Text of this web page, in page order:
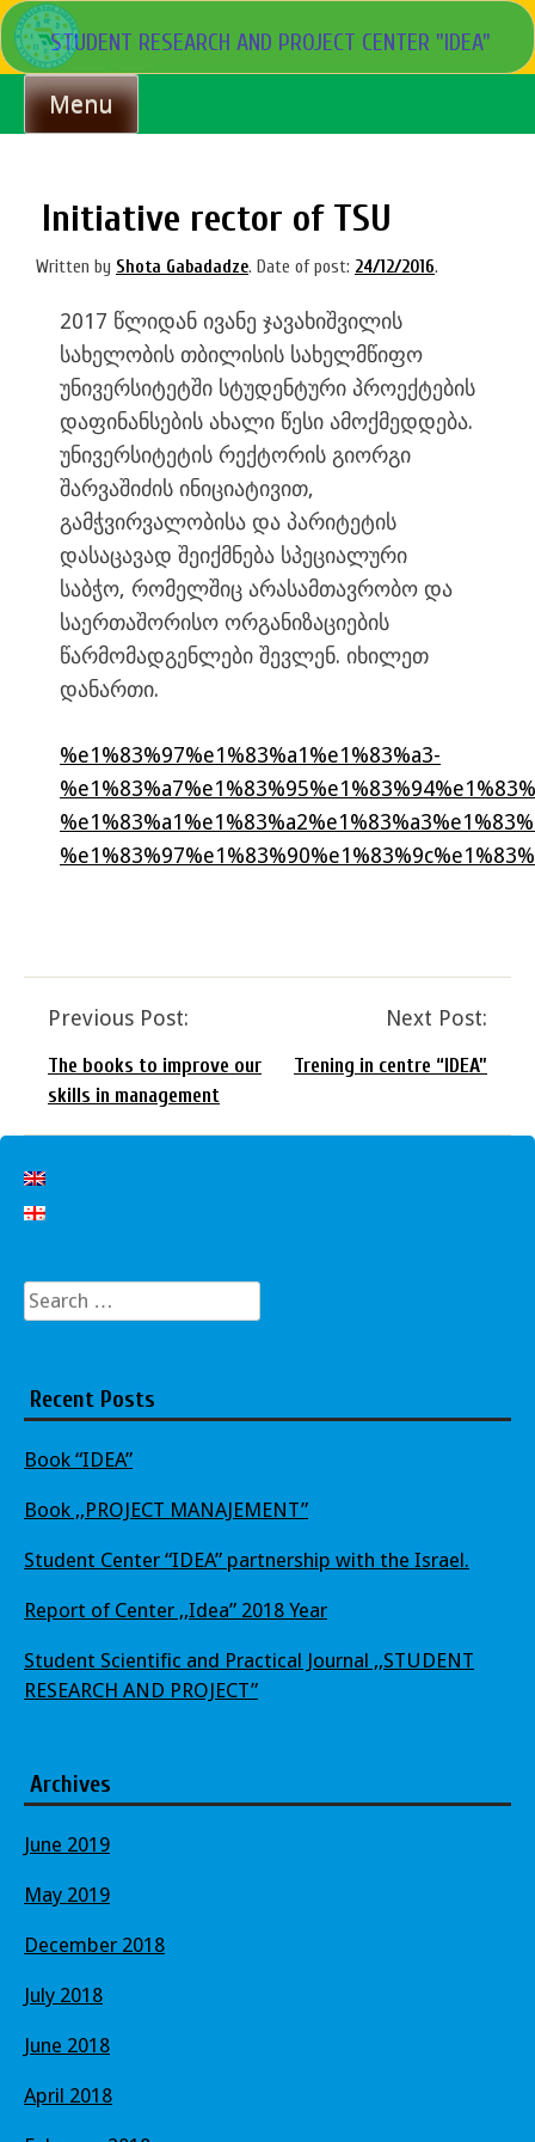
Skip
to
content
STUDENT RESEARCH AND PROJECT CENTER "IDEA"
Menu
Initiative rector of TSU
Written by Shota Gabadadze. Date of post: 24/12/2016.
2017 წლიდან ივანე ჯავახიშვილის
სახელობის თბილისის სახელმწიფო
უნივერსიტეტში სტუდენტური პროექტების
დაფინანსების ახალი წესი ამოქმედდება.
უნივერსიტეტის რექტორის გიორგი
შარვაშიძის ინიციატივით,
გამჭვირვალობისა და პარიტეტის
დასაცავად შეიქმნება სპეციალური
საბჭო, რომელშიც არასამთავრობო და
საერთაშორისო ორგანიზაციების
წარმომადგენლები შევლენ. იხილეთ
დანართი.
%e1%83%97%e1%83%a1%e1%83%a3-
Post
navigation
Previous Post:
The books to improve our
skills in management
Next Post:
Trening in centre “IDEA”
Search
for:
Recent Posts
Book “IDEA”
Book ,,PROJECT MANAJEMENT”
Student Center “IDEA” partnership with the Israel.
Report of Center ,,Idea” 2018 Year
Student Scientific and Practical Journal ,,STUDENT
RESEARCH AND PROJECT”
Archives
June 2019
May 2019
December 2018
July 2018
June 2018
April 2018